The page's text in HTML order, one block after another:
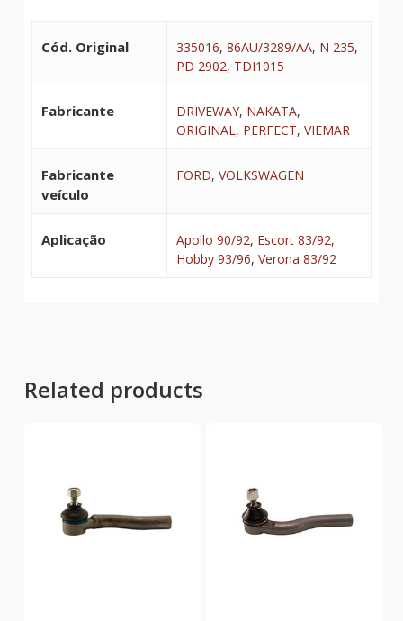
Cód. Original 335016, 86AU/3289/AA, N 235,
PD 2902, TDI1015
Fabricante DRIVEWAY, NAKATA,
ORIGINAL, PERFECT, VIEMAR
Fabricante
veículo
FORD, VOLKSWAGEN
Aplicação Apollo 90/92, Escort 83/92,
Hobby 93/96, Verona 83/92
Related products